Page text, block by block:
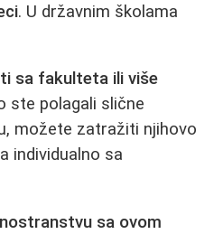
. U državnim školama
sa fakulteta ili više
ste polagali slične
možete zatražiti njihovo
individualno sa
sa ovom